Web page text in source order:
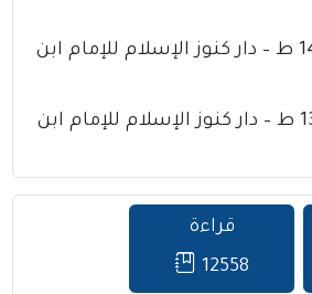
كتاب المغني ج14 ط – دار كنوز الإسلام للإمام ابن
كتاب المغني ج13 ط – دار كنوز الإسلام للإمام ابن
قراءة
12558